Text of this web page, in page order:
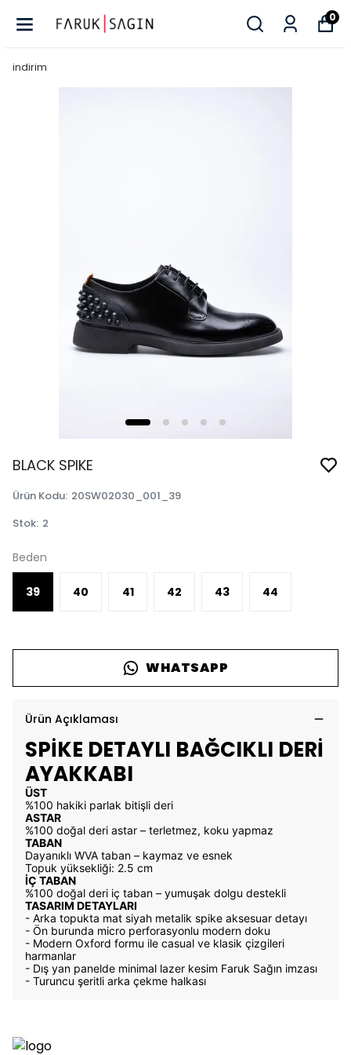
0
indirim
BLACK SPIKE
Ürün Kodu: 20SW02030_001_39
Stok: 2
Beden
39 40 41 42 43 44
WHATSAPP
Ürün Açıklaması
SPİKE DETAYLI BAĞCIKLI DERİ
AYAKKABI
ÜST
%100 hakiki parlak bitişli deri
ASTAR
%100 doğal deri astar – terletmez, koku yapmaz
TABAN
Dayanıklı WVA taban – kaymaz ve esnek
Topuk yüksekliği: 2.5 cm
İÇ TABAN
%100 doğal deri iç taban – yumuşak dolgu destekli
TASARIM DETAYLARI
- Arka topukta mat siyah metalik spike aksesuar detayı
- Ön burunda micro perforasyonlu modern doku
- Modern Oxford formu ile casual ve klasik çizgileri
harmanlar
- Dış yan panelde minimal lazer kesim Faruk Sağın imzası
- Turuncu şeritli arka çekme halkası